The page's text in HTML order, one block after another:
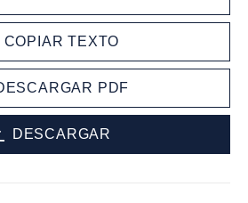
COPIAR TEXTO
PDF
DESCARGAR